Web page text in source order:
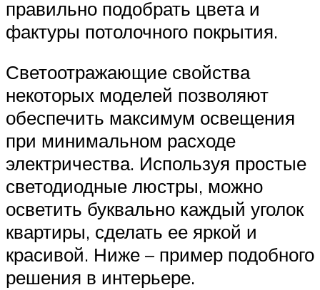
правильно подобрать цвета и
фактуры потолочного покрытия.
Светоотражающие свойства
некоторых моделей позволяют
обеспечить максимум освещения
при минимальном расходе
электричества. Используя простые
светодиодные люстры, можно
осветить буквально каждый уголок
квартиры, сделать ее яркой и
красивой. Ниже – пример подобного
решения в интерьере.